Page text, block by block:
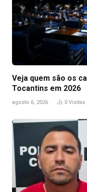
Veja quem são os
Tocantins em 2026
agosto 6, 2026 0 Visitas